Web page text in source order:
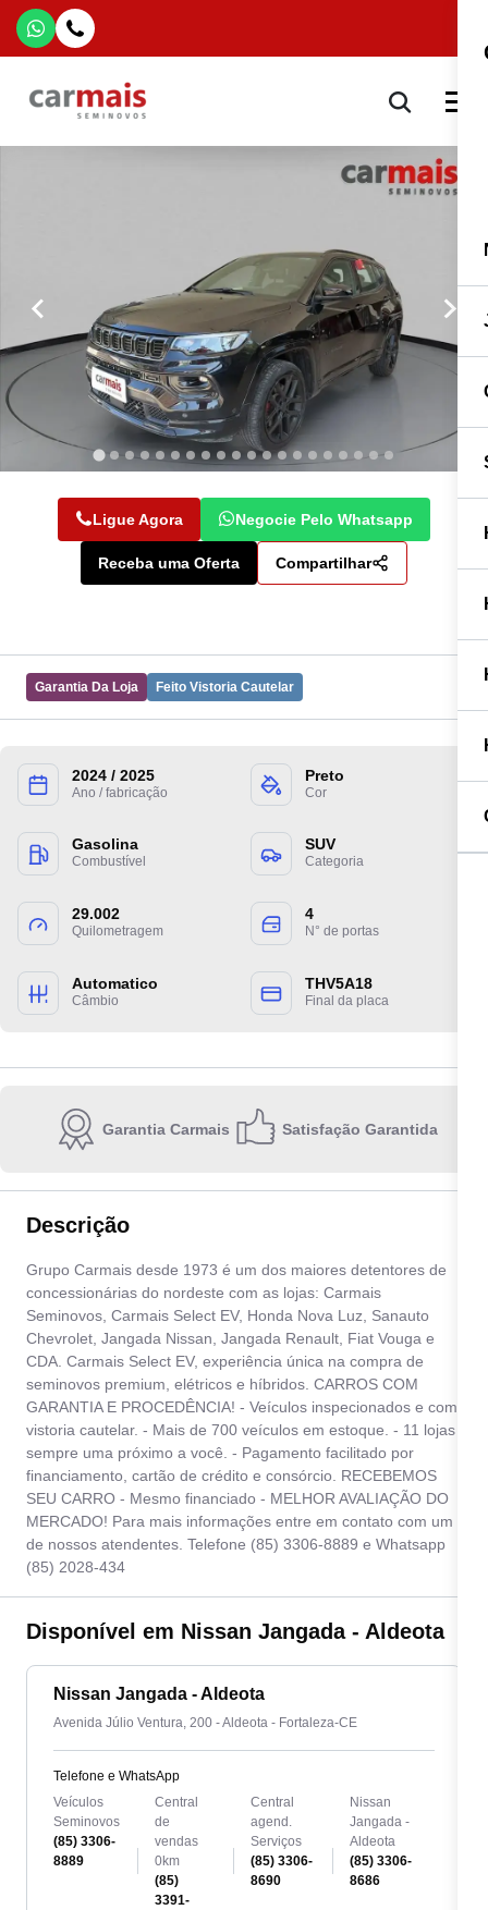
Garantia Da Loja Feito Vistoria Cautelar
2024 / 2025
Ano / fabricação
Preto
Cor
Gasolina
Combustível
SUV
Categoria
29.002
Quilometragem
4
N° de portas
Automatico
Câmbio
THV5A18
Final da placa
Garantia Carmais Satisfação Garantida
Descrição
Grupo Carmais desde 1973 é um dos maiores detentores de
concessionárias do nordeste com as lojas: Carmais
Seminovos, Carmais Select EV, Honda Nova Luz, Sanauto
Chevrolet, Jangada Nissan, Jangada Renault, Fiat Vouga e
CDA. Carmais Select EV, experiência única na compra de
seminovos premium, elétricos e híbridos. CARROS COM
GARANTIA E PROCEDÊNCIA! - Veículos inspecionados e com
vistoria cautelar. - Mais de 700 veículos em estoque. - 11 lojas
sempre uma próximo a você. - Pagamento facilitado por
financiamento, cartão de crédito e consórcio. RECEBEMOS
SEU CARRO - Mesmo financiado - MELHOR AVALIAÇÃO DO
MERCADO! Para mais informações entre em contato com um
de nossos atendentes. Telefone (85) 3306-8889 e Whatsapp
(85) 2028-434
Disponível em Nissan Jangada - Aldeota
Nissan Jangada - Aldeota
Avenida Júlio Ventura, 200 - Aldeota - Fortaleza-CE
Telefone e WhatsApp
Veículos
Seminovos
(85) 3306-
8889
Central
de
vendas
0km
(85)
3391-
Central
agend.
Serviços
(85) 3306-
8690
Nissan
Jangada -
Aldeota
(85) 3306-
8686
Ligue Agora Negocie Pelo Whatsapp
Receba uma Oferta Compartilhar
Preencha suas informações para entrarmos
em contato.
Quero receber contato por:
E-mail WhatsApp Telefone
Ao informar meus dados, eu concordo com aPolítica de privacidade
Enviar